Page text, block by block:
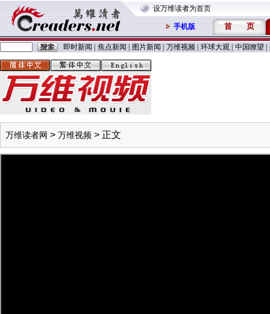
设万维读者为首页
手机版 首 页
即时新闻 焦点新闻 图片新闻 万维视频 环球大观 中国嘹望
万维读者网 > 万维视频 > 正文